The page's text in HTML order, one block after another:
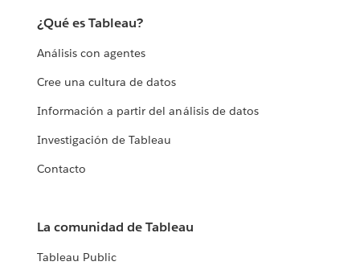
¿Qué es Tableau?
Análisis con agentes
Cree una cultura de datos
Información a partir del análisis de datos
Investigación de Tableau
Contacto
La comunidad de Tableau
Tableau Public